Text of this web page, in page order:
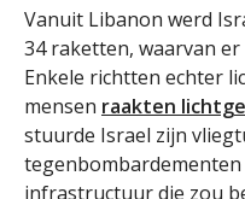
Vanuit Libanon werd
34 raketten, waarvan
Enkele richtten echter
mensen raakten
stuurde Israel zijn
infrastructuur die zou